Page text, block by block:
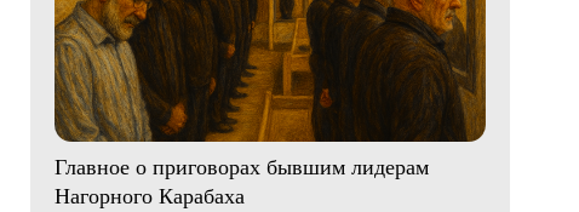
Главное о приговорах бывшим лидерам
Нагорного Карабаха